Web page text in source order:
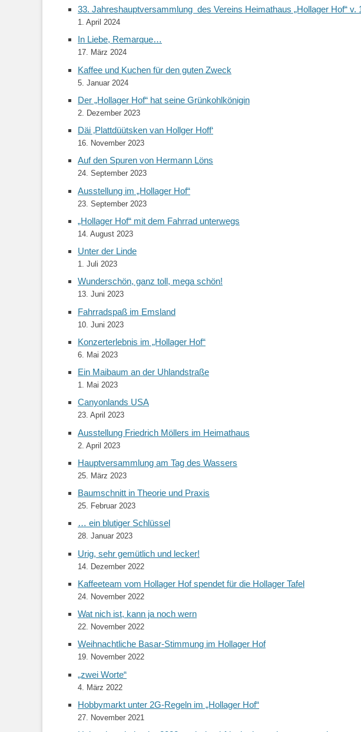
33. Jahreshauptversammlung des Vereins Heimathaus „Hollager Hof“ v.
1. April 2024
In Liebe, Remarque…
17. März 2024
Kaffee und Kuchen für den guten Zweck
5. Januar 2024
Der „Hollager Hof“ hat seine Grünkohlkönigin
2. Dezember 2023
Däi ‚Plattdüütsken van Hollger Hoff‘
16. November 2023
Auf den Spuren von Hermann Löns
24. September 2023
Ausstellung im „Hollager Hof“
23. September 2023
„Hollager Hof“ mit dem Fahrrad unterwegs
14. August 2023
Unter der Linde
1. Juli 2023
Wunderschön, ganz toll, mega schön!
13. Juni 2023
Fahrradspaß im Emsland
10. Juni 2023
Konzerterlebnis im „Hollager Hof“
6. Mai 2023
Ein Maibaum an der Uhlandstraße
1. Mai 2023
Canyonlands USA
23. April 2023
Ausstellung Friedrich Möllers im Heimathaus
2. April 2023
Hauptversammlung am Tag des Wassers
25. März 2023
Baumschnitt in Theorie und Praxis
25. Februar 2023
… ein blutiger Schlüssel
28. Januar 2023
Urig, sehr gemütlich und lecker!
14. Dezember 2022
Kaffeeteam vom Hollager Hof spendet für die Hollager Tafel
24. November 2022
Wat nich ist, kann ja noch wern
22. November 2022
Weihnachtliche Basar-Stimmung im Hollager Hof
19. November 2022
„zwei Worte“
4. März 2022
Hobbymarkt unter 2G-Regeln im „Hollager Hof“
27. November 2021